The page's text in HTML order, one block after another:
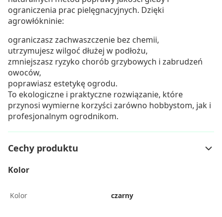
ograniczenia prac pielęgnacyjnych. Dzięki
agrowłókninie:
ograniczasz zachwaszczenie bez chemii,
utrzymujesz wilgoć dłużej w podłożu,
zmniejszasz ryzyko chorób grzybowych i zabrudzeń
owoców,
poprawiasz estetykę ogrodu.
To ekologiczne i praktyczne rozwiązanie, które
przynosi wymierne korzyści zarówno hobbystom, jak i
profesjonalnym ogrodnikom.
Cechy produktu
Kolor
Kolor czarny